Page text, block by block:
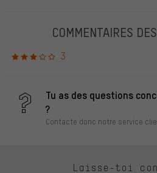
COMMENTAIRES
3
Tu as des questions
?
Contacte donc notre service
Laisse-toi